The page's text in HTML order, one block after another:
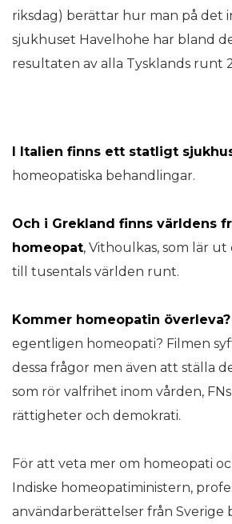
riksdag) berättar hur man på det
sjukhuset Havelhohe har bland
resultaten av alla Tysklands runt
I Italien finns ett statligt
homeopatiska behandlingar.
Och i Grekland finns världens
homeopat, Vithoulkas, som lär
till tusentals världen runt.
Kommer homeopatin överleva?
egentligen homeopati? Filmen
dessa frågor men även att ställa
som rör valfrihet inom vården,
rättigheter och demokrati.
För att veta mer om homeopati
Indiske homeopatiministern,
användarberättelser från Sverige